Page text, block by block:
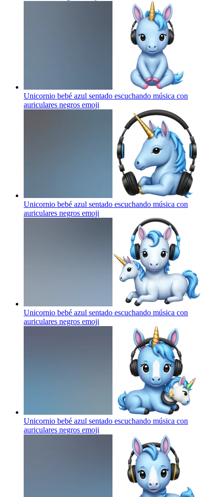
Unicornio bebé azul sentado escuchando música con
auriculares negros emoji
Unicornio bebé azul sentado escuchando música con
auriculares negros emoji
Unicornio bebé azul sentado escuchando música con
auriculares negros emoji
Unicornio bebé azul sentado escuchando música con
auriculares negros emoji